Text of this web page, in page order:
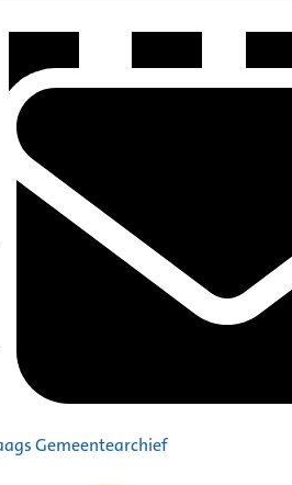
Gemeentearchief